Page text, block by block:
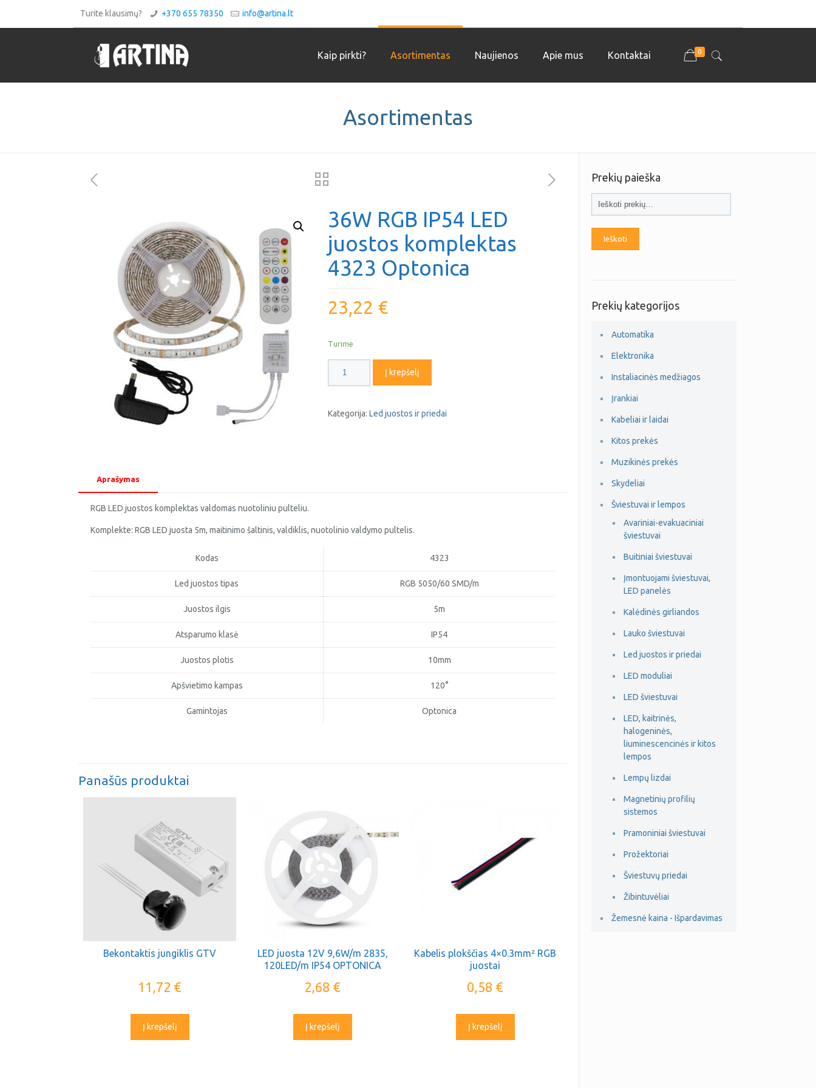
Turite klausimų? +370 655 78350 info@artina.lt
Kaip pirkti? Asortimentas Naujienos Apie mus Kontaktai 0
Asortimentas
36W RGB IP54 LED
juostos komplektas
4323 Optonica
23,22 €
Turime
kiekis:
IP54
Į krepšelį
Kategorija: Led juostos ir priedai
Aprašymas
RGB LED juostos komplektas valdomas nuotoliniu pulteliu.
Komplekte: RGB LED juosta 5m, maitinimo šaltinis, valdiklis, nuotolinio valdymo pultelis.
Kodas 4323
Led juostos tipas RGB 5050/60 SMD/m
Juostos ilgis 5m
Atsparumo klasė IP54
Juostos plotis 10mm
Apšvietimo kampas 120°
Gamintojas Optonica
Panašūs produktai
Bekontaktis jungiklis GTV
11,72 €
Į krepšelį
LED juosta 12V 9,6W/m 2835,
120LED/m IP54 OPTONICA
2,68 €
Į krepšelį
Kabelis plokščias 4×0.3mm² RGB
juostai
0,58 €
Į krepšelį
Prekių paieška
Ieškoti
Prekių kategorijos
Automatika
Elektronika
Instaliacinės medžiagos
Įrankiai
Kabeliai ir laidai
Kitos prekės
Muzikinės prekės
Skydeliai
Šviestuvai ir lempos
Avariniai-evakuaciniai
šviestuvai
Buitiniai šviestuvai
Įmontuojami šviestuvai,
LED panelės
Kalėdinės girliandos
Lauko šviestuvai
Led juostos ir priedai
LED moduliai
LED šviestuvai
LED, kaitrinės,
halogeninės,
liuminescencinės ir kitos
lempos
Lempų lizdai
Magnetinių profilių
sistemos
Pramoniniai šviestuvai
Prožektoriai
Šviestuvų priedai
Žibintuvėliai
Žemesnė kaina - Išpardavimas